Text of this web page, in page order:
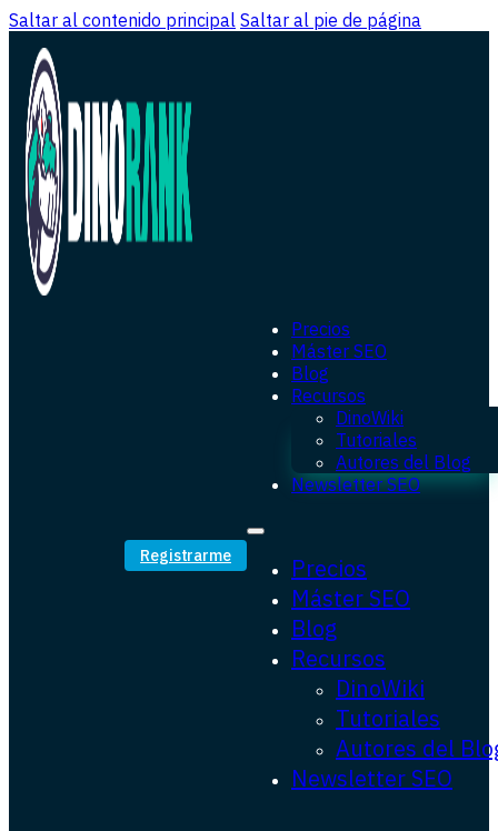
Saltar al contenido principal Saltar al pie de página
Precios
Máster SEO
Blog
Recursos
DinoWiki
Tutoriales
Autores del Blog
Newsletter SEO
Precios
Máster SEO
Blog
Recursos
DinoWiki
Tutoriales
Autores del
Newsletter SEO
Registrarme